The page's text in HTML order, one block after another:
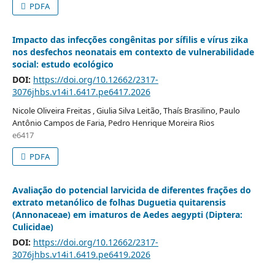
PDFA
Impacto das infecções congênitas por sífilis e vírus zika
nos desfechos neonatais em contexto de vulnerabilidade
social: estudo ecológico
DOI: https://doi.org/10.12662/2317-
3076jhbs.v14i1.6417.pe6417.2026
Nicole Oliveira Freitas , Giulia Silva Leitão, Thaís Brasilino, Paulo
Antônio Campos de Faria, Pedro Henrique Moreira Rios
e6417
PDFA
Avaliação do potencial larvicida de diferentes frações do
extrato metanólico de folhas Duguetia quitarensis
(Annonaceae) em imaturos de Aedes aegypti (Diptera:
Culicidae)
DOI: https://doi.org/10.12662/2317-
3076jhbs.v14i1.6419.pe6419.2026